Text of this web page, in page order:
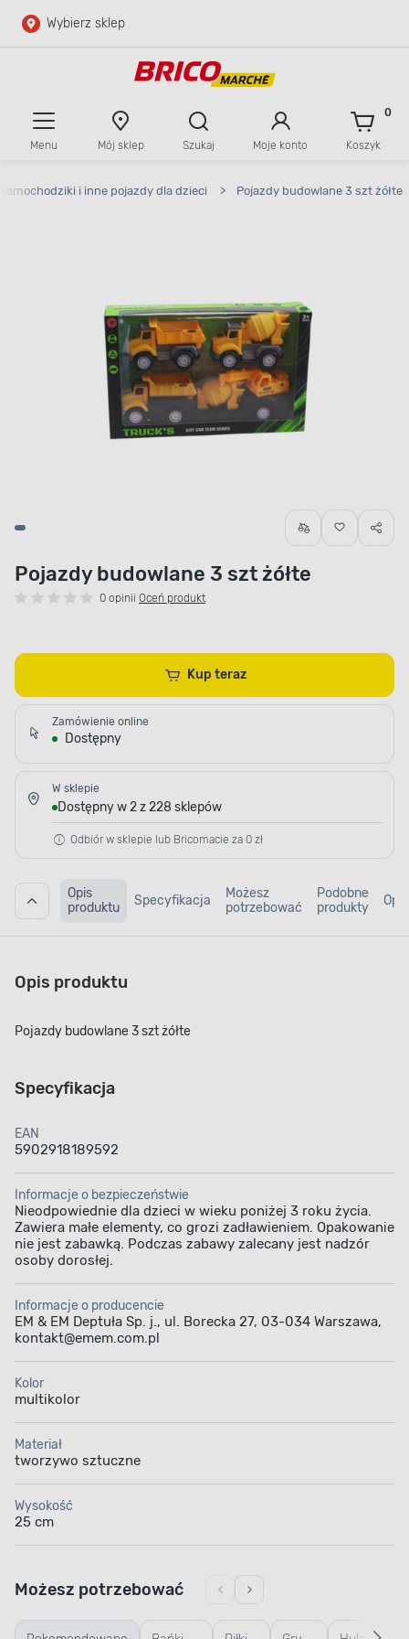
Przejdź do głównej zawartości
Wybierz sklep
Menu Mój sklep Szukaj Moje konto Koszyk
0
Samochodziki i inne pojazdy dla dzieci > Pojazdy budowlane 3 szt żółte
Pojazdy budowlane 3 szt żółte
0 opinii Oceń produkt
Kup teraz
Zamówienie online
Dostępny
W sklepie
Dostępny w 2 z 228 sklepów
Odbiór w sklepie lub Bricomacie za 0 zł
Opis
produktu
Specyfikacja
Możesz
potrzebować
Podobne
produkty
Opis produktu
Pojazdy budowlane 3 szt żółte
Specyfikacja
EAN
5902918189592
Informacje o bezpieczeństwie
Nieodpowiednie dla dzieci w wieku poniżej 3 roku życia.
Zawiera małe elementy, co grozi zadławieniem. Opakowanie
nie jest zabawką. Podczas zabawy zalecany jest nadzór
osoby dorosłej.
Informacje o producencie
EM & EM Deptuła Sp. j., ul. Borecka 27, 03-034 Warszawa,
kontakt@emem.com.pl
Kolor
multikolor
Materiał
tworzywo sztuczne
Wysokość
25 cm
Możesz potrzebować